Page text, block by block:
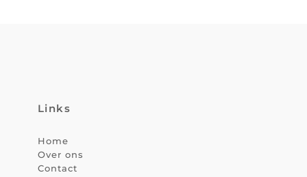
Links
Home
Over ons
Contact